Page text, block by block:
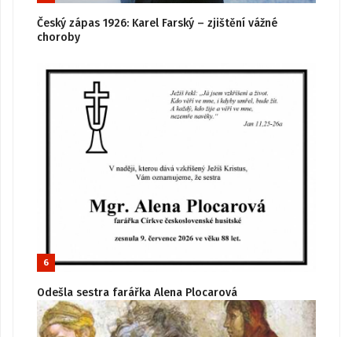
Český zápas 1926: Karel Farský – zjištění vážné
choroby
6
Odešla sestra farářka Alena Plocarová